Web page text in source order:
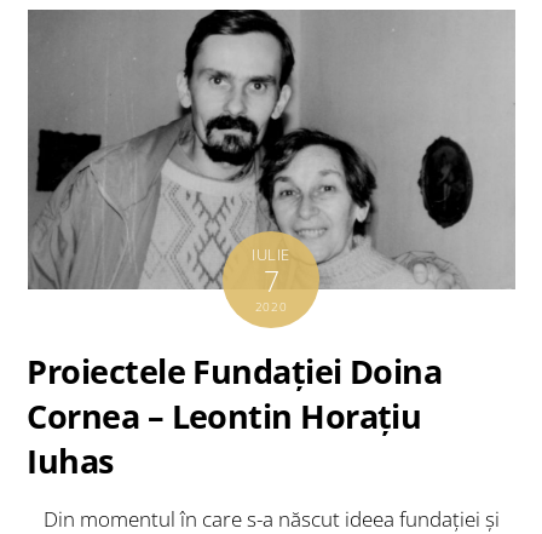
IULIE
7
2020
Proiectele Fundaţiei Doina
Cornea – Leontin Horaţiu
Iuhas
Din momentul în care s-a născut ideea fundaţiei şi